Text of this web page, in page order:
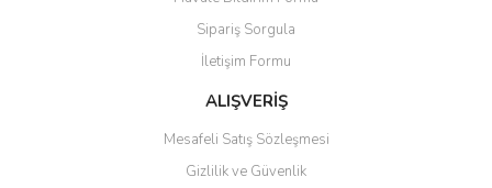
Ürün bilgilerinde hatalar bulunuyor.
Ürün fiyatı diğer sitelerden daha pahalı.
Bu ürüne benzer farklı alternatifler olmalı.
Sipariş Sorgula
İletişim Formu
ALIŞVERİŞ
Mesafeli Satış Sözleşmesi
Gizlilik ve Güvenlik